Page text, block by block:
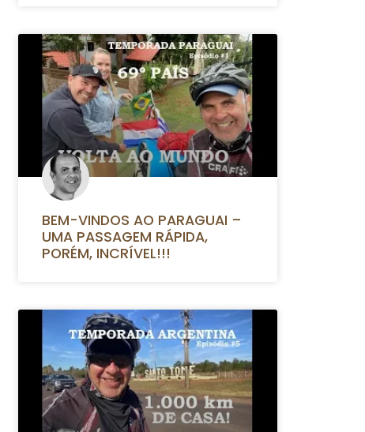
BEM-VINDOS AO PARAGUAI –
UMA PASSAGEM RÁPIDA,
PORÉM, INCRÍVEL!!!